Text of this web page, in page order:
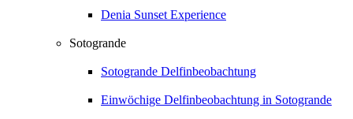
Denia Sunset Experience
Sotogrande
Sotogrande Delfinbeobachtung
Einwöchige Delfinbeobachtung in Sotogrande